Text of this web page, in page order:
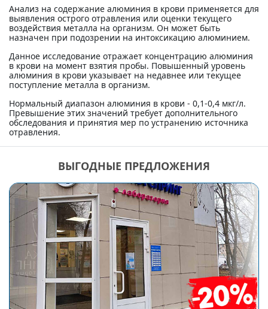
Анализ на содержание алюминия в крови применяется для
выявления острого отравления или оценки текущего
воздействия металла на организм. Он может быть
назначен при подозрении на интоксикацию алюминием.
Данное исследование отражает концентрацию алюминия
в крови на момент взятия пробы. Повышенный уровень
алюминия в крови указывает на недавнее или текущее
поступление металла в организм.
Нормальный диапазон алюминия в крови - 0,1-0,4 мкг/л.
Превышение этих значений требует дополнительного
обследования и принятия мер по устранению источника
отравления.
ВЫГОДНЫЕ ПРЕДЛОЖЕНИЯ